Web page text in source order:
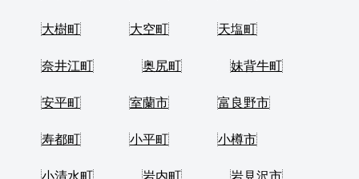
大樹町 大空町 天塩町
奈井江町 奥尻町 妹背牛町
安平町 室蘭市 富良野市
寿都町 小平町 小樽市
小清水町 岩内町 岩見沢市